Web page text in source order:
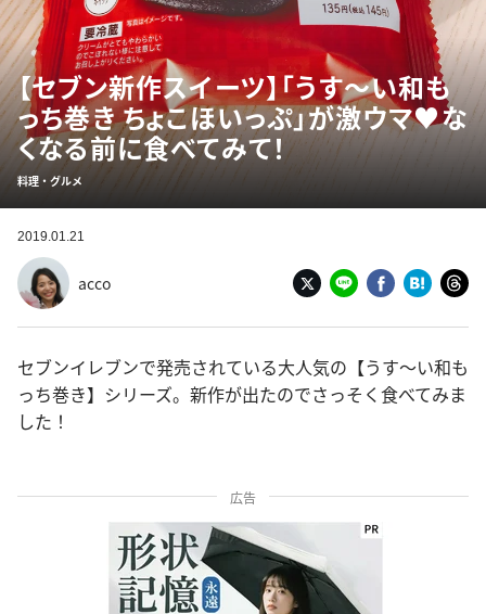
【セブン新作スイーツ】「うす〜い和も
っち巻き ちょこほいっぷ」が激ウマ♥な
くなる前に食べてみて！
料理・グルメ
2019.01.21
acco
セブンイレブンで発売されている大人気の【うす〜い和も
っち巻き】シリーズ。新作が出たのでさっそく食べてみま
した！
広告